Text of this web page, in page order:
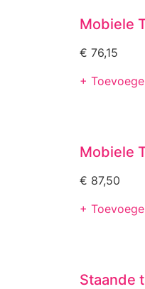
Mobiele
€ 76,15
+
Mobiele
€ 87,50
+
Staande